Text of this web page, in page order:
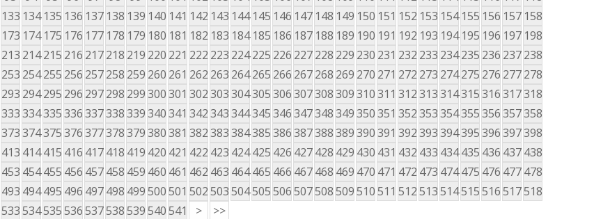
133 134 135 136 137 138 139 140 141 142 143 144 145 146 147 148 149 150 151 152 153 154 155 156 157 158
173 174 175 176 177 178 179 180 181 182 183 184 185 186 187 188 189 190 191 192 193 194 195 196 197 198
213 214215 216 217218 219 220 221 222 223 224225 226 227228 229 230 231 232 233 234235 236 237238
253 254255 256 257258 259 260 261 262 263 264265 266 267268 269 270 271 272 273 274275 276 277278
293 294295 296 297298 299300301 302303304305306307308309310311 312313314315316317318
333334335336337338339340341 342343344345346347348349350351 352353354355356357358
373374375376377378379380381 382383384385386387388389390391 392393394395396397398
413 414415 416 417418 419 420 421 422 423 424425 426 427428 429 430 431 432 433 434435 436 437438
453 454455 456 457458 459 460 461 462 463 464465 466 467468 469 470 471 472 473 474475 476 477478
493 494495 496 497498 499500501 502503504505506507508509510511 512513514515516517518
533534535536537538539540541 > >>